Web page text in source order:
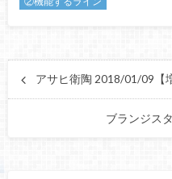
アサヒ衛陶 2018/01/09【
ブランジス